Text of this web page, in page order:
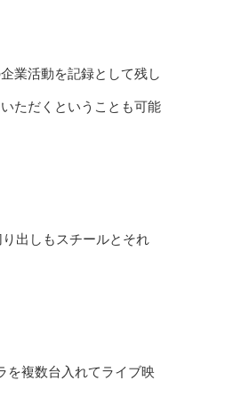
業活動を記録として残し
ただくということも可能
出しもスチールとそれ
を複数台入れてライブ映